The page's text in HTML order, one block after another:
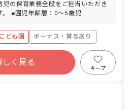
児の保育業務全般をご担当いただき
ます。 ■園児年齢層：0～5歳児
ども園
ボーナス・賞与あり
有給
退職金制度
昇給昇進あり
社会福祉法人
しく見る
キープ